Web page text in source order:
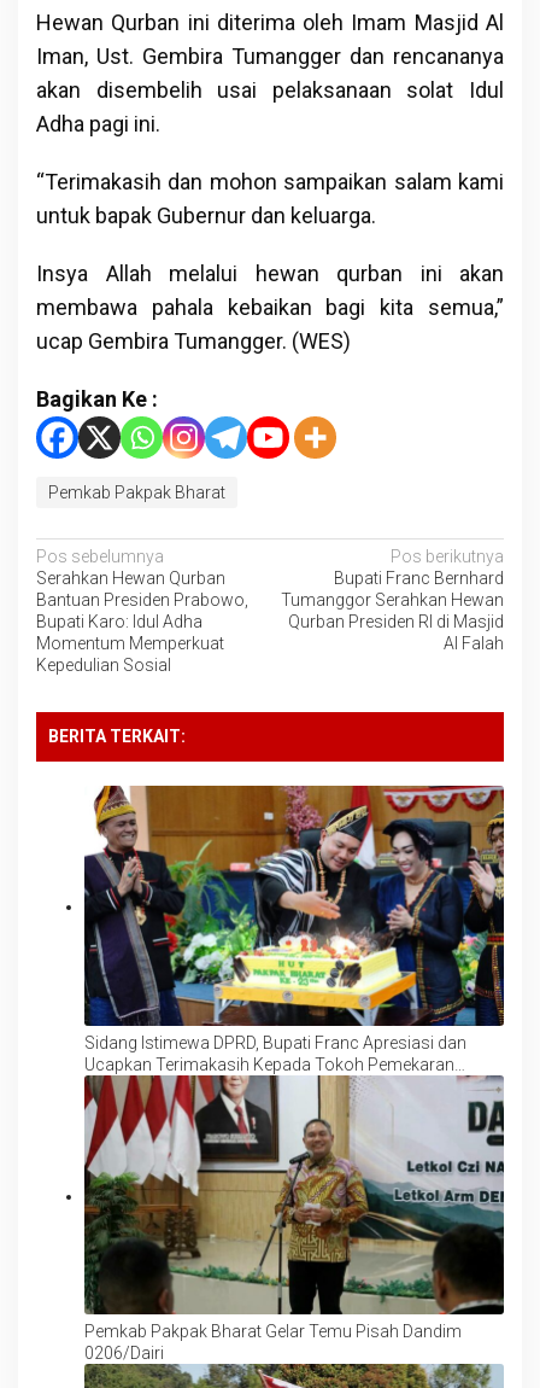
Hewan Qurban ini diterima oleh Imam Masjid Al
Iman, Ust. Gembira Tumangger dan rencananya
akan disembelih usai pelaksanaan solat Idul
Adha pagi ini.
“Terimakasih dan mohon sampaikan salam kami
untuk bapak Gubernur dan keluarga.
Insya Allah melalui hewan qurban ini akan
membawa pahala kebaikan bagi kita semua,”
ucap Gembira Tumangger. (WES)
Bagikan Ke :
Pemkab Pakpak Bharat
Navigasi
pos
Pos sebelumnya
Serahkan Hewan Qurban
Bantuan Presiden Prabowo,
Bupati Karo: Idul Adha
Momentum Memperkuat
Kepedulian Sosial
Pos berikutnya
Bupati Franc Bernhard
Tumanggor Serahkan Hewan
Qurban Presiden RI di Masjid
Al Falah
BERITA TERKAIT:
Sidang Istimewa DPRD, Bupati Franc Apresiasi dan
Ucapkan Terimakasih Kepada Tokoh Pemekaran
Pakpak Bharat
Pemkab Pakpak Bharat Gelar Temu Pisah Dandim
0206/Dairi